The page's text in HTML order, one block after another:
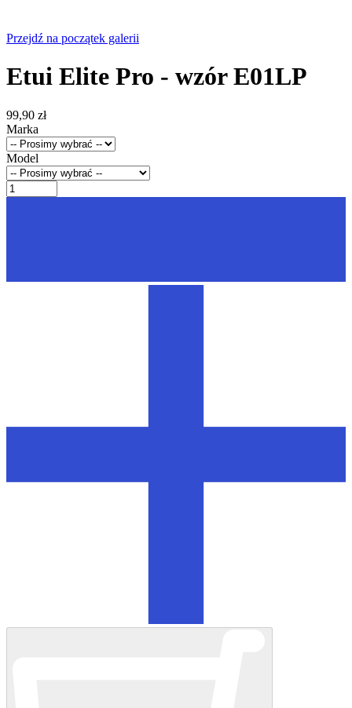
Przejdź na początek galerii
Etui Elite Pro - wzór E01LP
99,90 zł
Marka
Model